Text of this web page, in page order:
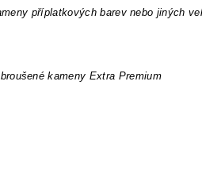
příplatkových barev nebo jiných
kameny Extra Premium